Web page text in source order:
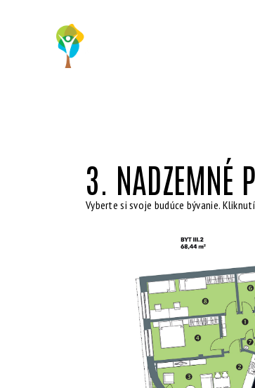
3. NADZEMNÉ
Vyberte si svoje budúce bývanie.